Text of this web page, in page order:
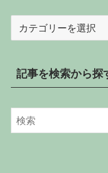
カ
テ
ー
記事を検索から探